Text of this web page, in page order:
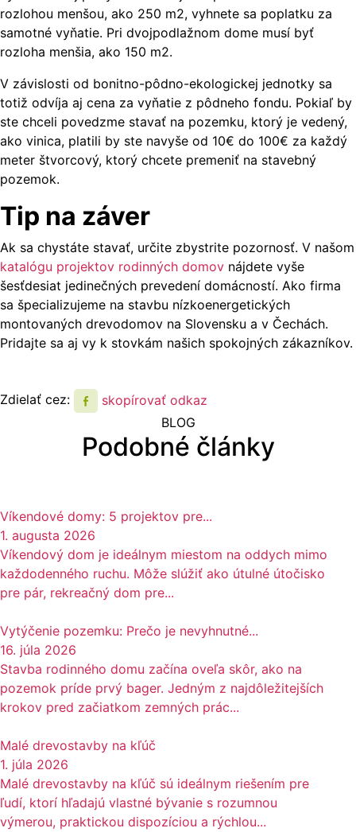
rozlohou menšou, ako 250 m2, vyhnete sa poplatku za
samotné vyňatie. Pri dvojpodlažnom dome musí byť
rozloha menšia, ako 150 m2.
V závislosti od bonitno-pôdno-ekologickej jednotky sa
totiž odvíja aj cena za vyňatie z pôdneho fondu. Pokiaľ by
ste chceli povedzme stavať na pozemku, ktorý je vedený,
ako vinica, platili by ste navyše od 10€ do 100€ za každý
meter štvorcový, ktorý chcete premeniť na stavebný
pozemok.
Tip na záver
Ak sa chystáte stavať, určite zbystrite pozornosť. V našom
katalógu projektov rodinných domov nájdete vyše
šesťdesiat jedinečných prevedení domácností. Ako firma
sa špecializujeme na stavbu nízkoenergetických
montovaných drevodomov na Slovensku a v Čechách.
Pridajte sa aj vy k stovkám našich spokojných zákazníkov.
Zdielať cez:
skopírovať odkaz
BLOG
Podobné články
Víkendové domy: 5 projektov pre...
1. augusta 2026
Víkendový dom je ideálnym miestom na oddych mimo
každodenného ruchu. Môže slúžiť ako útulné útočisko
pre pár, rekreačný dom pre...
Vytýčenie pozemku: Prečo je nevyhnutné...
16. júla 2026
Stavba rodinného domu začína oveľa skôr, ako na
pozemok príde prvý bager. Jedným z najdôležitejších
krokov pred začiatkom zemných prác...
Malé drevostavby na kľúč
1. júla 2026
Malé drevostavby na kľúč sú ideálnym riešením pre
ľudí, ktorí hľadajú vlastné bývanie s rozumnou
výmerou, praktickou dispozíciou a rýchlou...